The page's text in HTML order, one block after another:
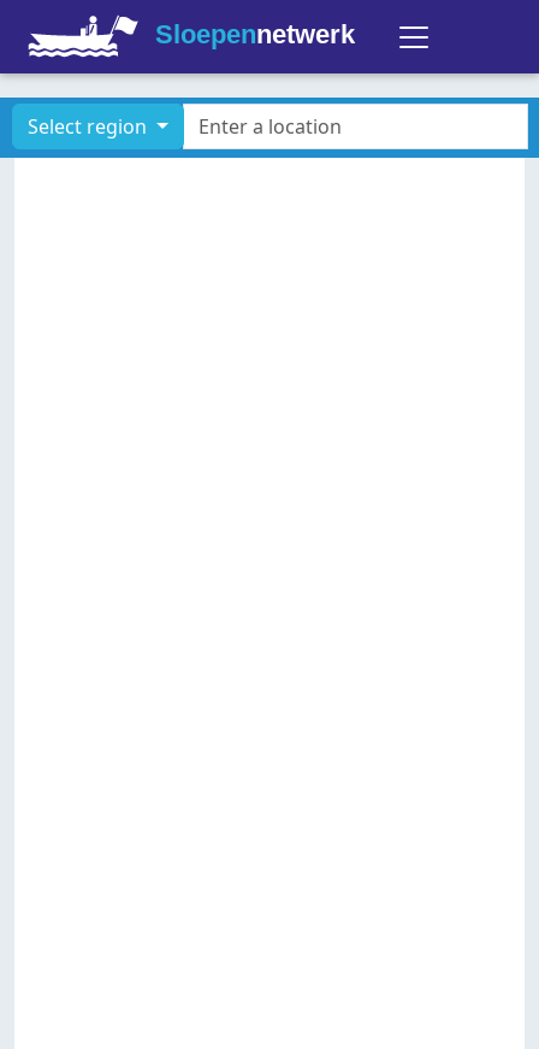
Sloepennetwerk
Select region